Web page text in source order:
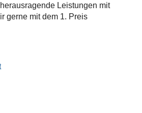
Leistungen mit
gerne mit dem 1. Preis